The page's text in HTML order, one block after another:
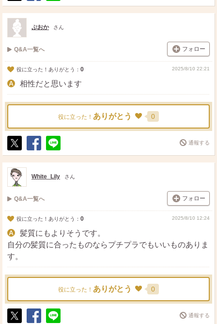
ポ
ス
ト
シ
ェ
送
る
ぷおか さん
Q&A一覧へ フォロー
役に立った！ありがとう： 0 2025/8/10 22:21
相性だと思います
役に立った！ ありがとう 0
ポ
ス
ト
シ
ェ
送
る
通報する
White_Lily さん
Q&A一覧へ フォロー
役に立った！ありがとう： 0 2025/8/10 12:24
髪質にもよりそうです。
自分の髪質に合ったものならプチプラでもいいものありま
す。
役に立った！ ありがとう 0
通報する